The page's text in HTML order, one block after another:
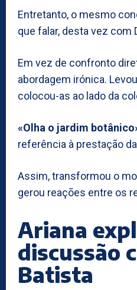
Entretanto, o mesmo
que falar, desta vez com
Em vez de confronto
abordagem irónica.
colocou-as ao lado da
«Olha o jardim
referência à prestação
Assim, transformou o
gerou reações entre os
Ariana
discussão
Batista